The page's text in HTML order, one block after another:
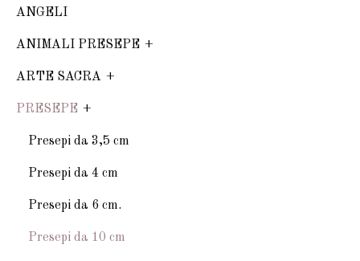
ANGELI
ANIMALI PRESEPE
ARTE SACRA
PRESEPE
Presepi da 3,5 cm
Presepi da 4 cm
Presepi da 6 cm.
Presepi da 10 cm